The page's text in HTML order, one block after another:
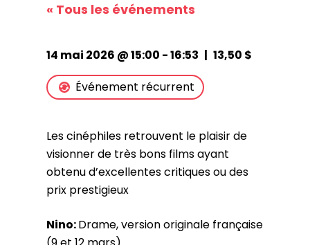
« Tous les événements
14 mai 2026 @ 15:00 -16:53 | 13,50 $
Événement récurrent
Les cinéphiles retrouvent le plaisir de
visionner de très bons films ayant
obtenu d’excellentes critiques ou des
prix prestigieux
Nino:Drame, version originale française